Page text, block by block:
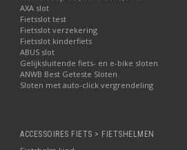
AXA slot
Fietsslot test
Fietsslot verzekering
Fietsslot kinderfiets
ABUS slot
Gelijksluitende fiets- en e-bike sloten
ANWB Best Geteste Sloten
Sloten met auto-click vergrendeling
ACCESSOIRES FIETS > FIETSHELMEN